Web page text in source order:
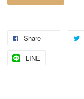
Share
LINE